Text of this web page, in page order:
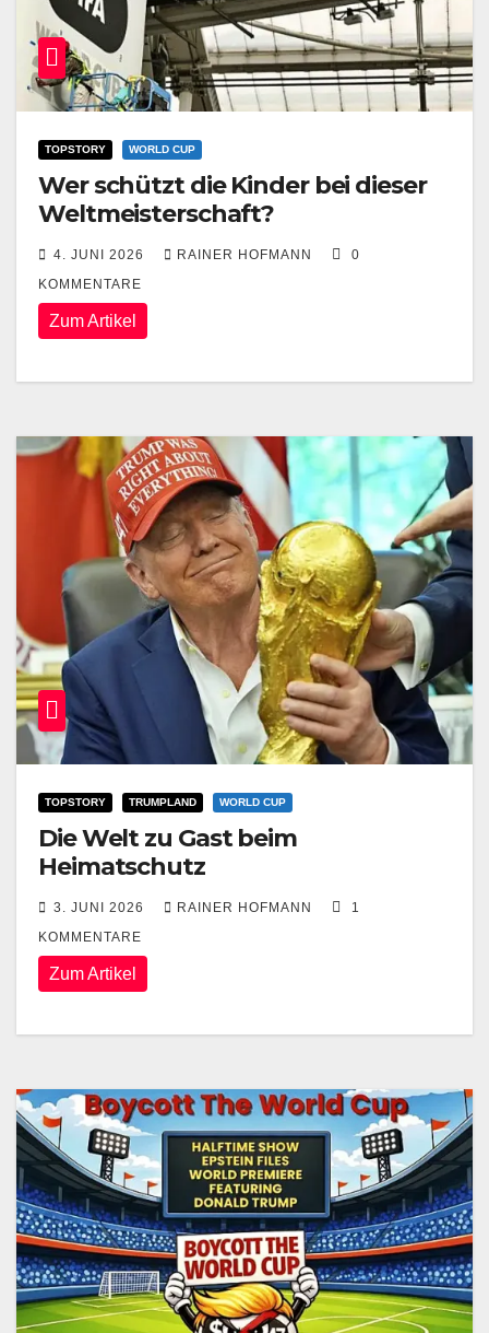
TOPSTORY WORLD CUP
Wer schützt die Kinder bei dieser
Weltmeisterschaft?
4. JUNI 2026 RAINER HOFMANN
0
KOMMENTARE
Zum Artikel
TOPSTORY TRUMPLAND WORLD CUP
Die Welt zu Gast beim
Heimatschutz
3. JUNI 2026 RAINER HOFMANN
1
KOMMENTARE
Zum Artikel